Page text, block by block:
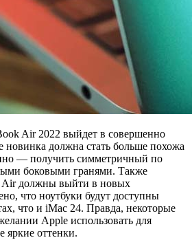
Air 2022 выйдет в совершенно
должна стать больше похожа
— получить симметричный по
боковыми гранями. Также
Air должны выйти в новых
что ноутбуки будут доступны
что и iMac 24. Правда, некоторые
Apple использовать для
яркие оттенки.